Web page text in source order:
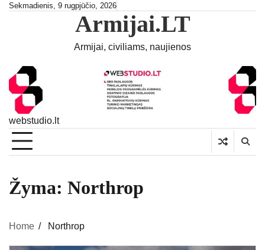
SkipSekmadienis, 9 rugpjūčio, 2026
Armijai.LT
Armijai, civiliams, naujienos
webstudio.lt
Žyma: Northrop
Home Northrop